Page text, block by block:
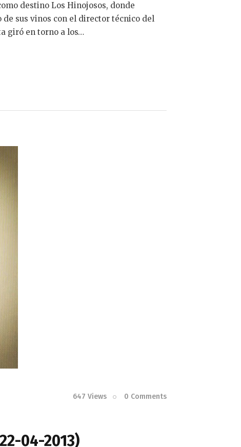
destino Los Hinojosos, donde
de sus vinos con el director técnico del
giró en torno a los…
647 Views 0 Comments
04-2013)